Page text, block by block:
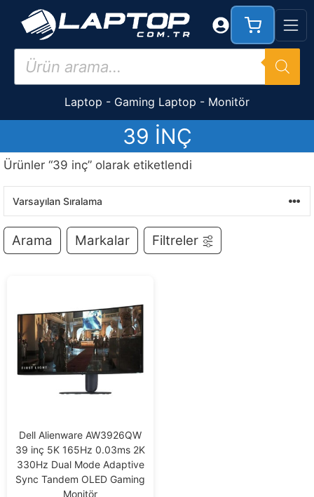
İçeriğe
Products
search
Laptop - Gaming Laptop - Monitör
39 INÇ
Ürünler “39 inç” olarak etiketlendi
Arama Markalar Filtreler
Dell Alienware AW3926QW
39 inç 5K 165Hz 0.03ms 2K
330Hz Dual Mode Adaptive
Sync Tandem OLED Gaming
Monitör